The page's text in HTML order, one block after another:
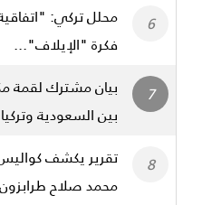
محلل تركي:
فكرة "الإيلاف"...
بيان مشترك لقمة
بين السعودية
تقرير يكشف
محمد صلاح